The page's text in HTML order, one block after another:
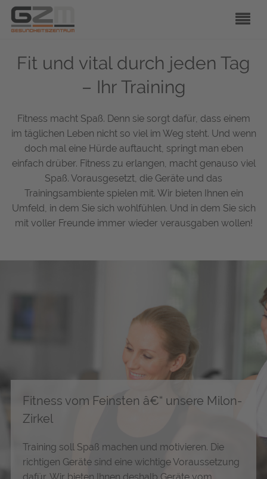
Fit und vital durch jeden Tag
– Ihr Training
Fitness macht Spaß. Denn sie sorgt dafür, dass einem
im täglichen Leben nicht so viel im Weg steht. Und wenn
doch mal eine Hürde auftaucht, springt man eben
einfach drüber. Fitness zu erlangen, macht genauso viel
Spaß. Vorausgesetzt, die Geräte und das
Trainingsambiente spielen mit. Wir bieten Ihnen ein
Umfeld, in dem Sie sich wohlfühlen. Und in dem Sie sich
mit voller Freunde immer wieder verausgaben wollen!
Fitness vom Feinsten â€“ unsere Milon-
Zirkel
Training soll Spaß machen und motivieren. Die
richtigen Geräte sind eine wichtige Voraussetzung